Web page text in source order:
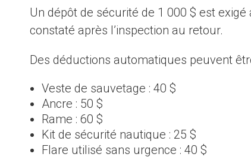
Un dépôt de sécurité de 1 000 $ est
constaté après l’inspection au retour.
Des déductions automatiques peuvent
Veste de sauvetage : 40 $
Ancre : 50 $
Rame : 60 $
Kit de sécurité nautique : 25 $
Flare utilisé sans urgence : 40 $